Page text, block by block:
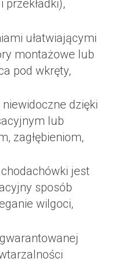
ułatwiającymi
montażowe lub
pod wkręty,
dzięki
lub
zagłębieniom,
jest
sposób
wilgoci,